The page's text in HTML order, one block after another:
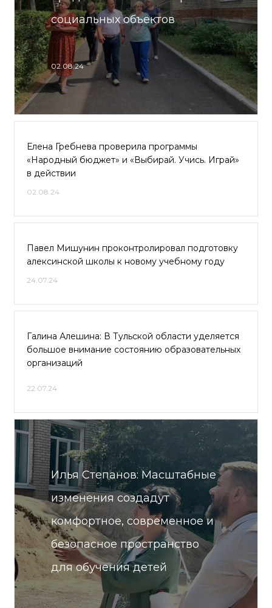
социальных объектов
02.08.24
Елена Гребнева проверила программы
«Народный бюджет» и «Выбирай. Учись. Играй»
в действии
02.08.24
Павел Мишунин проконтролировал подготовку
алексинской школы к новому учебному году
24.07.24
Галина Алешина: В Тульской области уделяется
большое внимание состоянию образовательных
организаций
22.07.24
Илья Степанов: Масштабные
изменения создадут
комфортное, современное и
безопасное пространство
для обучения детей